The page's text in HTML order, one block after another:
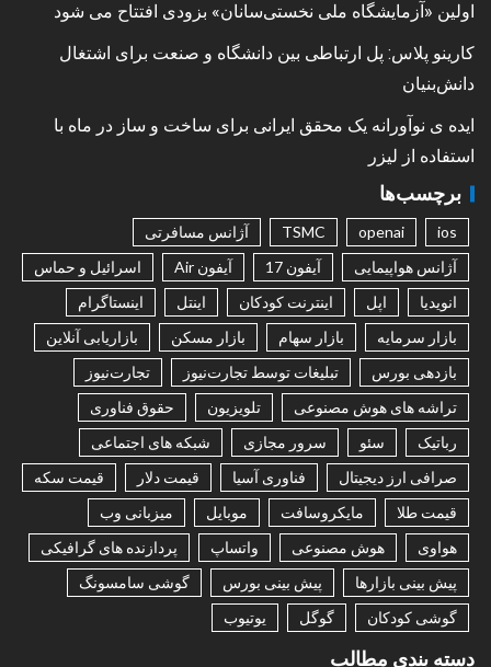
اولین «آزمایشگاه ملی نخستی‌سانان» بزودی افتتاح می شود
کارینو پلاس: پل ارتباطی بین دانشگاه و صنعت برای اشتغال
دانش‌بنیان
ایده ی نوآورانه یک محقق ایرانی برای ساخت و ساز در ماه با
استفاده از لیزر
برچسب‌ها
ios
openai
TSMC
آژانس مسافرتی
آژانس هواپیمایی
آیفون 17 آیفون Air
اسرائیل و حماس
انویدیا
اپل اینترنت کودکان اینتل
اینستاگرام
بازار سرمایه
بازار سهام بازار مسکن
بازاریابی آنلاین
بازدهی بورس
تبلیغات توسط تجارت‌نیوز
تجارت‌نیوز
تراشه های هوش مصنوعی
تلویزیون
حقوق فناوری
رباتیک
سئو سرور مجازی
شبکه های اجتماعی
صرافی ارز دیجیتال
فناوری آسیا قیمت دلار
قیمت سکه
قیمت طلا
مایکروسافت موبایل
میزبانی وب
هواوی
هوش مصنوعی واتساپ
پردازنده های گرافیکی
پیش بینی بازارها
پیش بینی بورس
گوشی سامسونگ
گوشی کودکان
گوگل یوتیوب
دسته بندی مطالب